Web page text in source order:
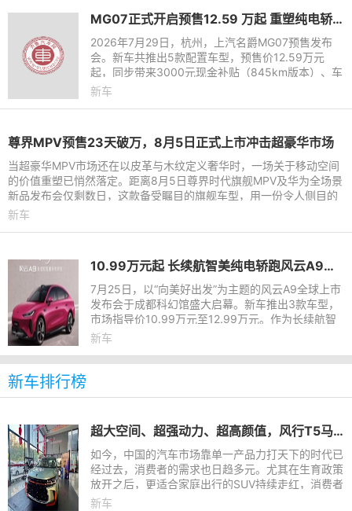
MG07正式开启预售12.59 万起 重塑纯电轿跑市场新标杆
2026年7月29日，杭州，上汽名爵MG07预售发布
会。新车共推出5款配置车型，预售价12.59万元
起，同步带来3000元现金补贴（845km版本）、车
漆配色免费选、高阶辅助驾驶免费送等诸多小订权
新车
尊界MPV预售23天破万，8月5日正式上市冲击超豪华市场
当超豪华MPV市场还在以皮革与木纹定义奢华时，一场关于移动空间
的价值重塑已悄然落定。距离8月5日尊界时代旗舰MPV及华为全场景
新品发布会仅剩数日，这款备受瞩目的旗舰车型，用一份令人侧目的
预售成绩单提前引爆了市
新车
10.99万元起 长续航智美纯电轿跑风云A9全球上市
7月25日，以“向美好出发”为主题的风云A9全球上市
发布会于成都科幻馆盛大启幕。新车推出3款车型，
市场指导价10.99万元至12.99万元。作为长续航智
美纯电轿跑，风云A9汇聚时尚造型、治愈空间、贴
新车
新车排行榜
超大空间、超强动力、超高颜值，风行T5马赫版已陆续到店
如今，中国的汽车市场靠单一产品力打天下的时代已
经过去，消费者的需求也日趋多元。尤其在生育政策
放开之后，更适合家庭出行的SUV持续走红，消费者
对外观、动力、油耗、空间、配置等多重产品力都提
新车